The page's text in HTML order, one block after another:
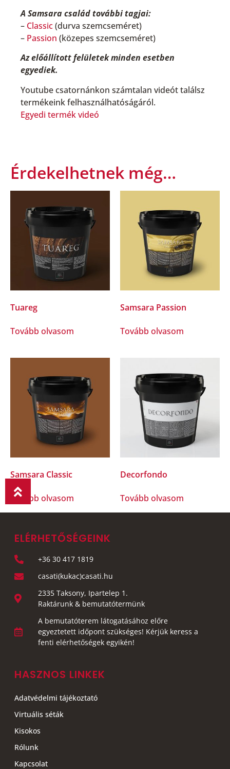
A Samsara család további tagjai:
– Classic(durva szemcseméret)
– Passion (közepes szemcseméret)
Az előállított felületek minden esetben
egyediek.
Youtube csatornánkon számtalan videót találsz
termékeink felhasználhatóságáról.
Egyedi termék videó
Érdekelhetnek még…
Tuareg
Tovább olvasom
Samsara Passion
Tovább olvasom
Samsara Classic
Tovább olvasom
Decorfondo
Tovább olvasom
ELÉRHETŐSÉGEINK
+36 30 417 1819
casati(kukac)casati.hu
2335 Taksony, Ipartelep 1.
Raktárunk & bemutatótermünk
A bemutatóterem látogatásához előre
egyeztetett időpont szükséges! Kérjük keress a
fenti elérhetőségek egyikén!
HASZNOS LINKEK
Adatvédelmi tájékoztató
Virtuális séták
Kisokos
Rólunk
Kapcsolat